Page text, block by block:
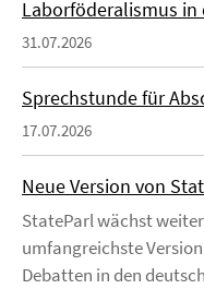
Laborföderalismus
31.07.2026
Sprechstunde für
17.07.2026
Neue Version von
StateParl wächst
umfangreichste
Debatten in den